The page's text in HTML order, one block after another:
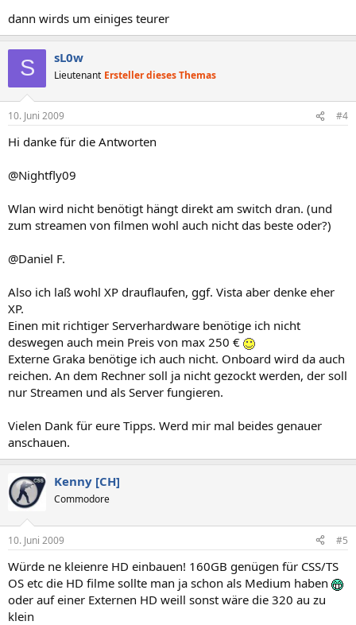
dann wirds um einiges teurer
S sL0w
Lieutenant Ersteller dieses Themas
10. Juni 2009 #4
Hi danke für die Antworten
@Nightfly09
Wlan wird nicht benötigt hängt direkt am switch dran. (und
zum streamen von filmen wohl auch nicht das beste oder?)
@Daniel F.
Also ich laß wohl XP drauflaufen, ggf. Vista aber denke eher
XP.
Einen mit richtiger Serverhardware benötige ich nicht
deswegen auch mein Preis von max 250 €
Externe Graka benötige ich auch nicht. Onboard wird da auch
reichen. An dem Rechner soll ja nicht gezockt werden, der soll
nur Streamen und als Server fungieren.
Vielen Dank für eure Tipps. Werd mir mal beides genauer
anschauen.
Kenny [CH]
Commodore
10. Juni 2009 #5
Würde ne kleienre HD einbauen! 160GB genügen für CSS/TS
OS etc die HD filme sollte man ja schon als Medium haben
oder auf einer Externen HD weill sonst wäre die 320 au zu
klein